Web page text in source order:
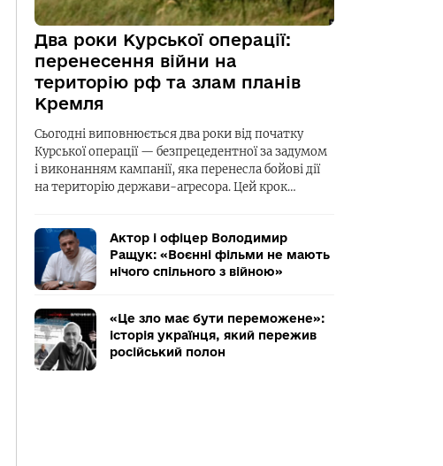
Два роки Курської операції:
перенесення війни на
територію рф та злам планів
Кремля
Сьогодні виповнюється два роки від початку
Курської операції — безпрецедентної за задумом
і виконанням кампанії, яка перенесла бойові дії
на територію держави-агресора. Цей крок…
Актор і офіцер Володимир
Ращук: «Воєнні фільми не мають
нічого спільного з війною»
«Це зло має бути переможене»:
історія українця, який пережив
російський полон